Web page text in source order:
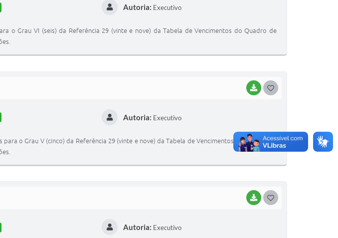
I
Autoria: Executivo
o Grau VI (seis) da Referência 29 (vinte e nove) da Tabela de Vencimentos do Quadro de
BAIXAR
E
I
Autoria: Executivo
o Grau V (cinco) da Referência 29 (vinte e nove) da Tabela de Vencimentos do Quadro de
BAIXAR
Autoria: Executivo